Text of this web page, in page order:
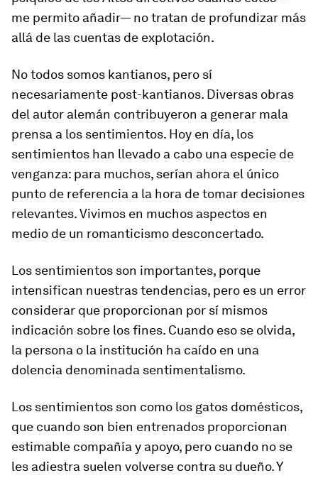
me permito añadir— no tratan de profundizar más
allá de las cuentas de explotación.
No todos somos kantianos, pero sí
necesariamente post-kantianos. Diversas obras
del autor alemán contribuyeron a generar mala
prensa a los sentimientos. Hoy en día, los
sentimientos han llevado a cabo una especie de
venganza: para muchos, serían ahora el único
punto de referencia a la hora de tomar decisiones
relevantes. Vivimos en muchos aspectos en
medio de un romanticismo desconcertado.
Los sentimientos son importantes, porque
intensifican nuestras tendencias, pero es un error
considerar que proporcionan por sí mismos
indicación sobre los fines. Cuando eso se olvida,
la persona o la institución ha caído en una
dolencia denominada sentimentalismo.
Los sentimientos son como los gatos domésticos,
que cuando son bien entrenados proporcionan
estimable compañía y apoyo, pero cuando no se
les adiestra suelen volverse contra su dueño. Y